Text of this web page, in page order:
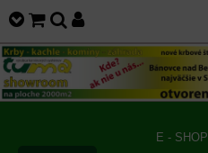
E - SHOP